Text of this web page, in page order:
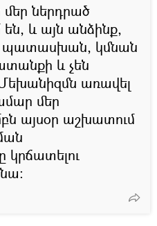
ներդրած
և այն անձինք,
պատասխան, կմնան
և չեն
առավել
մեր
այսօր աշխատում
կրճատելու
նա: